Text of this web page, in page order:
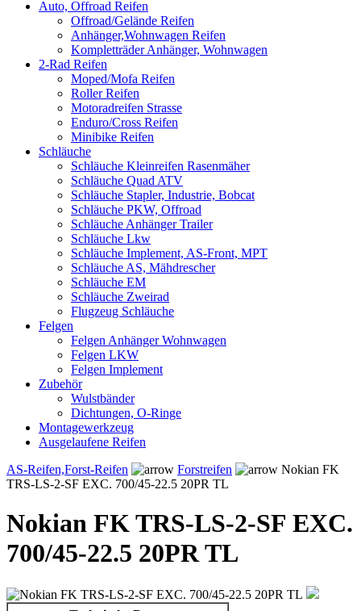
Auto, Offroad Reifen
Offroad/Gelände Reifen
Anhänger,Wohnwagen Reifen
Kompletträder Anhänger, Wohnwagen
2-Rad Reifen
Moped/Mofa Reifen
Roller Reifen
Motoradreifen Strasse
Enduro/Cross Reifen
Minibike Reifen
Schläuche
Schläuche Kleinreifen Rasenmäher
Schläuche Quad ATV
Schläuche Stapler, Industrie, Bobcat
Schläuche PKW, Offroad
Schläuche Anhänger Trailer
Schläuche Lkw
Schläuche Implement, AS-Front, MPT
Schläuche AS, Mähdrescher
Schläuche EM
Schläuche Zweirad
Flugzeug Schläuche
Felgen
Felgen Anhänger Wohnwagen
Felgen LKW
Felgen Implement
Zubehör
Wulstbänder
Dichtungen, O-Ringe
Montagewerkzeug
Ausgelaufene Reifen
AS-Reifen,Forst-Reifen
Forstreifen
Nokian FK
TRS-LS-2-SF EXC. 700/45-22.5 20PR TL
Nokian FK TRS-LS-2-SF EXC.
700/45-22.5 20PR TL